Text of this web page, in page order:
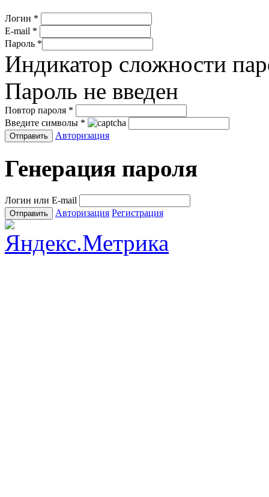
Логин *
E-mail *
Пароль *
Индикатор сложности
Пароль не введен
Повтор пароля *
Введите символы *
Авторизация
Генерация пароля
Логин или E-mail
Авторизация Регистрация